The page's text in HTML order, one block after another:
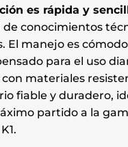
es rápida y
de conocimientos
El manejo es
para el uso
materiales
fiable y duradero,
partido a la